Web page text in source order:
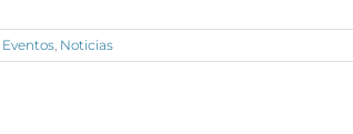
Eventos, Noticias